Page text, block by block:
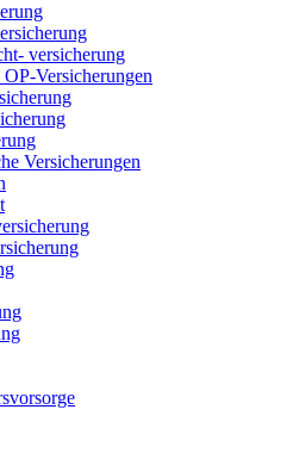
versicherung
Versicherungen
Versicherungen